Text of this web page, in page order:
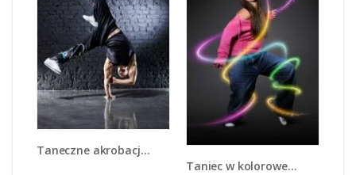
Taneczne akrobacje na jednej dłoni - L026
Taniec w kolorowej serpentynie - L002